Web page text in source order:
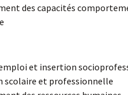
des capacités
et insertion
scolaire et professionnelle